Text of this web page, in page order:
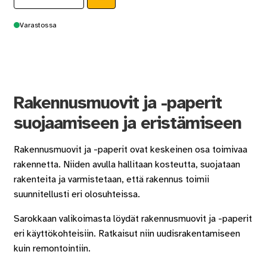
Varastossa
Rakennusmuovit ja -paperit
suojaamiseen ja eristämiseen
Rakennusmuovit ja -paperit ovat keskeinen osa toimivaa
rakennetta. Niiden avulla hallitaan kosteutta, suojataan
rakenteita ja varmistetaan, että rakennus toimii
suunnitellusti eri olosuhteissa.
Sarokkaan valikoimasta löydät rakennusmuovit ja -paperit
eri käyttökohteisiin. Ratkaisut niin uudisrakentamiseen
kuin remontointiin.